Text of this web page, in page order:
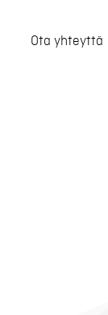
Ota yhteyttä